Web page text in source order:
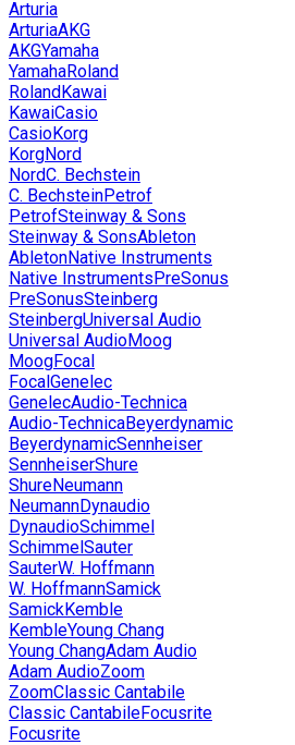
Arturia
ArturiaAKG
AKGYamaha
YamahaRoland
RolandKawai
KawaiCasio
CasioKorg
KorgNord
NordC. Bechstein
C. BechsteinPetrof
PetrofSteinway & Sons
Steinway & SonsAbleton
AbletonNative Instruments
Native InstrumentsPreSonus
PreSonusSteinberg
SteinbergUniversal Audio
Universal AudioMoog
MoogFocal
FocalGenelec
GenelecAudio-Technica
Audio-TechnicaBeyerdynamic
BeyerdynamicSennheiser
SennheiserShure
ShureNeumann
NeumannDynaudio
DynaudioSchimmel
SchimmelSauter
SauterW. Hoffmann
W. HoffmannSamick
SamickKemble
KembleYoung Chang
Young ChangAdam Audio
Adam AudioZoom
ZoomClassic Cantabile
Classic CantabileFocusrite
Focusrite